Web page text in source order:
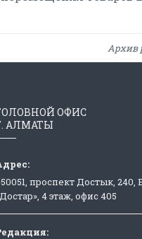
Архив
ОФИС
АЛМАТЫ
проспект Достык, 240,
4 этаж, офис 405